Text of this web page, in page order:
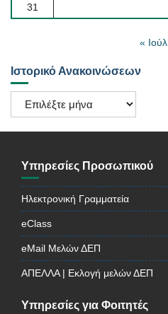
31
« Ιούλ
Ιστορικό Ανακοινώσεων
Ιστορικό
Ανακοινώσεων
Υπηρεσίες Προσωπικού
Ηλεκτρονική Γραμματεία
eClass
eMail Μελών ΔΕΠ
ΑΠΕΛΛΑ | Εκλογή μελών ΔΕΠ
Υπηρεσίες για Φοιτητές